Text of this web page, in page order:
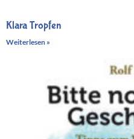
Klara Tropfen
Weiterlesen »